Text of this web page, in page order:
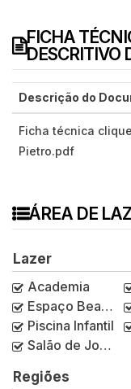
FICHA
DESCRITIVO
Descrição do
Ficha técnica
Pietro.pdf
ÁREA DE
Lazer
Academia
Espaço Beauty
Piscina Infantil
Salão de Jogos
Regiões